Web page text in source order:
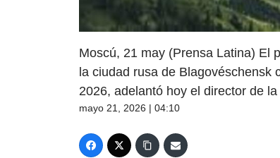
Moscú, 21 may (Prensa Latina) El
la ciudad rusa de Blagovéschensk
2026, adelantó hoy el director de
mayo 21, 2026 | 04:10